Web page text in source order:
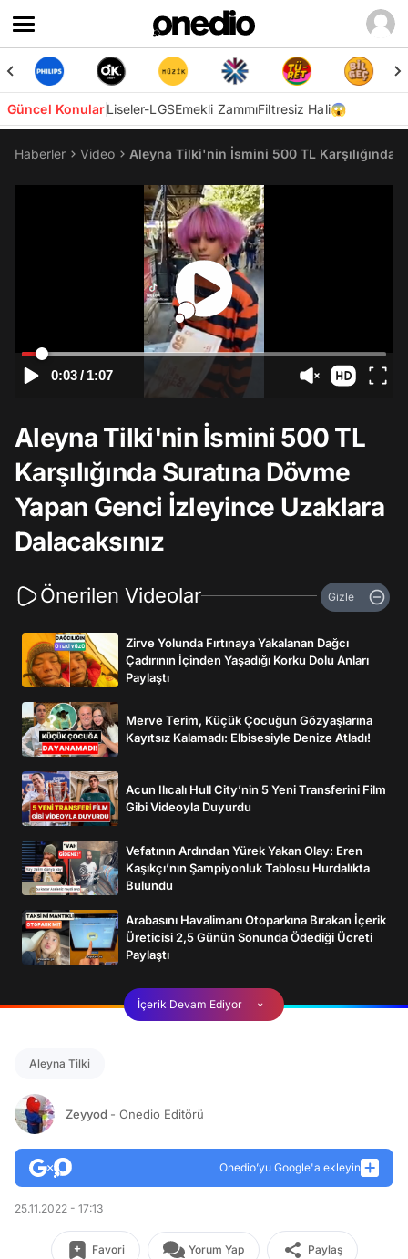
Güncel KonularLiseler-LGSEmekli ZammıFiltresiz Hali😱
Haberler Video Aleyna Tilki'nin İsmini 500 TL Karşılığında
0:03/ 1:07
Aleyna Tilki'nin İsmini 500 TL
Karşılığında Suratına Dövme
Yapan Genci İzleyince Uzaklara
Dalacaksınız
Önerilen Videolar Gizle
Zirve Yolunda Fırtınaya Yakalanan Dağcı
Çadırının İçinden Yaşadığı Korku Dolu Anları
Paylaştı
Merve Terim, Küçük Çocuğun Gözyaşlarına
Kayıtsız Kalamadı: Elbisesiyle Denize Atladı!
Acun Ilıcalı Hull City’nin 5 Yeni Transferini Film
Gibi Videoyla Duyurdu
Vefatının Ardından Yürek Yakan Olay: Eren
Kaşıkçı’nın Şampiyonluk Tablosu Hurdalıkta
Bulundu
Arabasını Havalimanı Otoparkına Bırakan İçerik
Üreticisi 2,5 Günün Sonunda Ödediği Ücreti
Paylaştı
İçerik Devam Ediyor
Aleyna Tilki
Zeyyod - Onedio Editörü
Onedio’yu Google'a ekleyin
25.11.2022 - 17:13
Favori Yorum Yap Paylaş